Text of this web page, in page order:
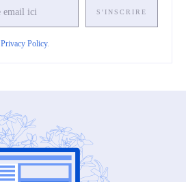
S'INSCRIRE
Privacy Policy.